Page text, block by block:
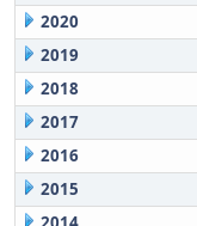
2020
2019
2018
2017
2016
2015